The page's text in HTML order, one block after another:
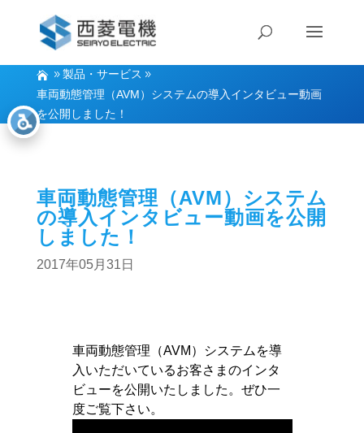
製品・サービス
車両動態管理（AVM）システムの導入インタビュー動画
を公開しました！
車両動態管理（AVM）システム
の導入インタビュー動画を公開
しました！
2017年05月31日
車両動態管理（AVM）システムを導
入いただいているお客さまのインタ
ビューを公開いたしました。ぜひ一
度ご覧下さい。